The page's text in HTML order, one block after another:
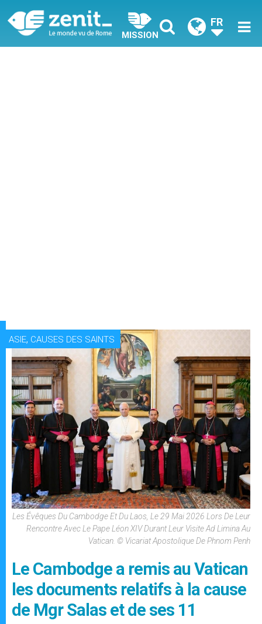
MISSION
FR
ASIE, CAUSES DES SAINTS
Les Évêques Du Cambodge Et Du Laos, Le 29 Mai 2026 Lors De Leur
Rencontre Avec Le Pape Léon XIV Durant Leur Visite Ad Limina Au
Vatican. © Vicariat Apostolique De Phnom Penh
Le Cambodge a remis au Vatican
les documents relatifs à la cause
de Mgr Salas et de ses 11